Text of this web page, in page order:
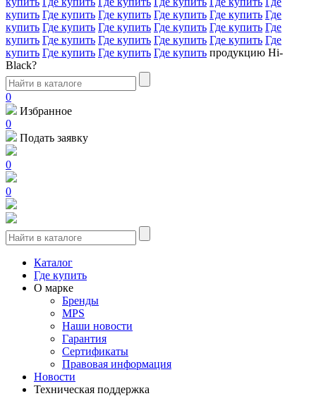
купить Где купить Где купить Где купить Где купить Где
купить Где купить Где купить Где купить Где купить Где
купить Где купить Где купить Где купить Где купить Где
купить Где купить Где купить Где купить продукцию Hi-
Black?
0
Избранное
0
Подать заявку
0
0
Каталог
Где купить
О марке
Бренды
MPS
Наши новости
Гарантия
Сертификаты
Правовая информация
Новости
Техническая поддержка